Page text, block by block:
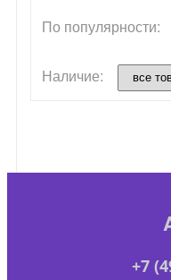
По популярности:
Наличие:
+7